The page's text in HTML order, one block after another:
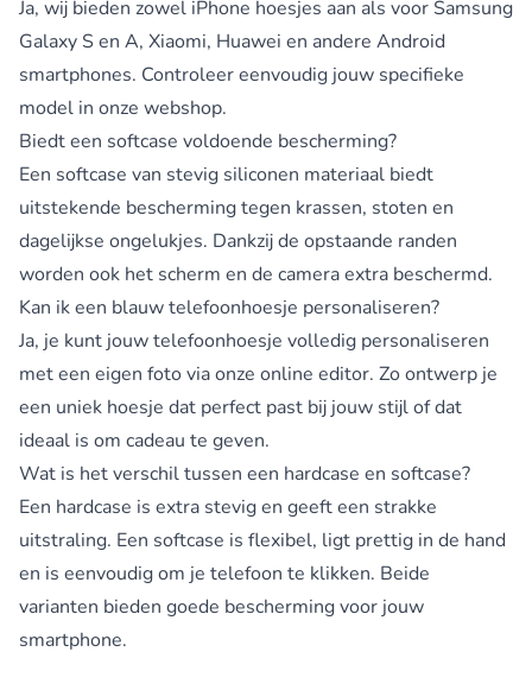
Ja, wij bieden zowel iPhone hoesjes aan als voor Samsung
Galaxy S en A, Xiaomi, Huawei en andere Android
smartphones. Controleer eenvoudig jouw specifieke
model in onze webshop.
Biedt een softcase voldoende bescherming?
Een softcase van stevig siliconen materiaal biedt
uitstekende bescherming tegen krassen, stoten en
dagelijkse ongelukjes. Dankzij de opstaande randen
worden ook het scherm en de camera extra beschermd.
Kan ik een blauw telefoonhoesje personaliseren?
Ja, je kunt jouw telefoonhoesje volledig personaliseren
met een eigen foto via onze online editor. Zo ontwerp je
een uniek hoesje dat perfect past bij jouw stijl of dat
ideaal is om cadeau te geven.
Wat is het verschil tussen een hardcase en softcase?
Een hardcase is extra stevig en geeft een strakke
uitstraling. Een softcase is flexibel, ligt prettig in de hand
en is eenvoudig om je telefoon te klikken. Beide
varianten bieden goede bescherming voor jouw
smartphone.